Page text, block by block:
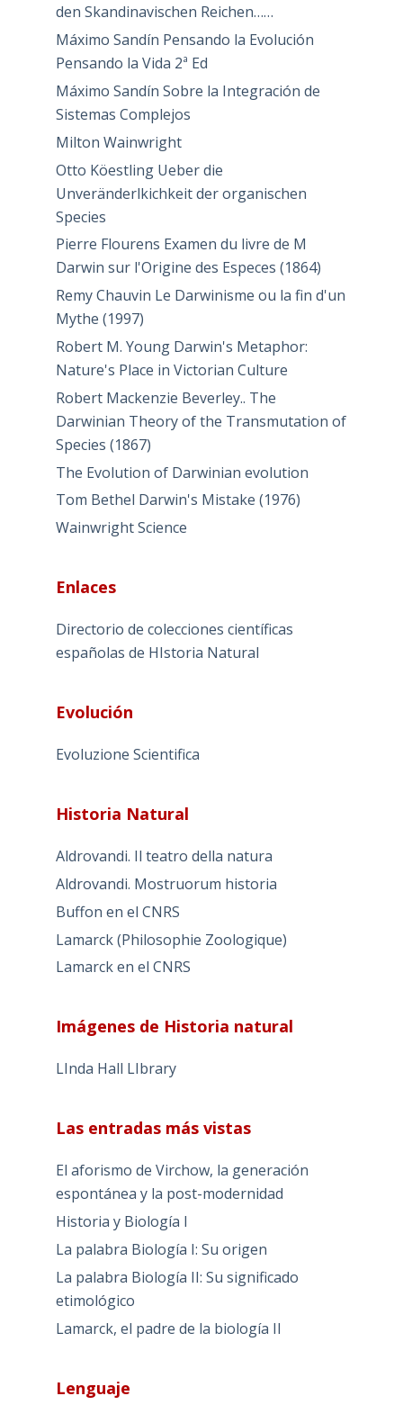
den Skandinavischen Reichen……
Máximo Sandín Pensando la Evolución
Pensando la Vida 2ª Ed
Máximo Sandín Sobre la Integración de
Sistemas Complejos
Milton Wainwright
Otto Köestling Ueber die
Unveränderlkichkeit der organischen
Species
Pierre Flourens Examen du livre de M
Darwin sur l'Origine des Especes (1864)
Remy Chauvin Le Darwinisme ou la fin d'un
Mythe (1997)
Robert M. Young Darwin's Metaphor:
Nature's Place in Victorian Culture
Robert Mackenzie Beverley.. The
Darwinian Theory of the Transmutation of
Species (1867)
The Evolution of Darwinian evolution
Tom Bethel Darwin's Mistake (1976)
Wainwright Science
Enlaces
Directorio de colecciones científicas
españolas de HIstoria Natural
Evolución
Evoluzione Scientifica
Historia Natural
Aldrovandi. Il teatro della natura
Aldrovandi. Mostruorum historia
Buffon en el CNRS
Lamarck (Philosophie Zoologique)
Lamarck en el CNRS
Imágenes de Historia natural
LInda Hall LIbrary
Las entradas más vistas
El aforismo de Virchow, la generación
espontánea y la post-modernidad
Historia y Biología I
La palabra Biología I: Su origen
La palabra Biología II: Su significado
etimológico
Lamarck, el padre de la biología II
Lenguaje